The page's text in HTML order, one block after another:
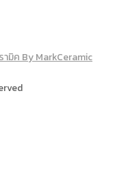
ามิค By MarkCeramic